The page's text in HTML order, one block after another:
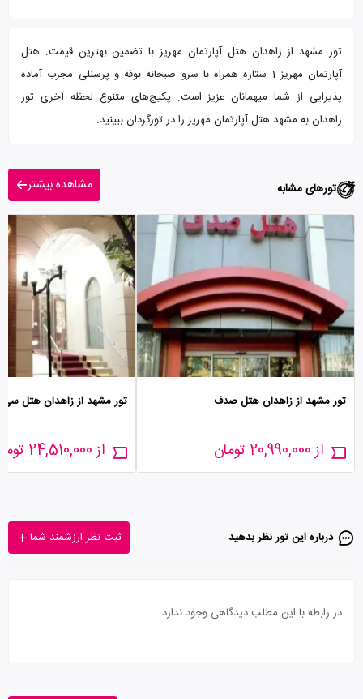
تور مشهد از زاهدان هتل آپارتمان مهریز با تضمین بهترین قیمت. هتل
آپارتمان مهریز 1 ستاره همراه با سرو صبحانه بوفه و پرسنلی مجرب آماده
پذیرایی از شما میهمانان عزیز است. پکیج‌های متنوع لحظه آخری تور
زاهدان به مشهد هتل آپارتمان مهریز را در تورگردان ببینید.
تورهای مشابه مشاهده بیشتر
تور مشهد از زاهدان هتل صدف
از 20,990,000 تومان
تور مشهد از زاهدان هتل
از 24,510,000 تومان
درباره این تور‌ نظر بدهید ثبت نظر ارزشمند شما
در رابطه با این مطلب دیدگاهی وجود ندارد